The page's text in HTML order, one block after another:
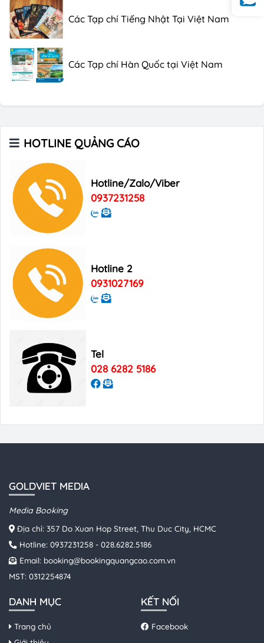
Xu hướng quảng cáo trên xe ô tô
Digital Marketing
HOTLINE QUẢNG CÁO
Hotline/Zalo/Viber
0937231258
Hotline 2
0931027169
Tel
028 6282 5186
GOLDVIET MEDIA
Media Booking
Địa chỉ: 357 Do Xuan Hop Street, Thu Duc City, HCMC
Hotline: 0937231258 - 028.6282.5186
Email: booking@bookingquangcao.com.vn
MST: 0312254874
DANH MỤC
Trang chủ
KẾT NỐI
Facebook